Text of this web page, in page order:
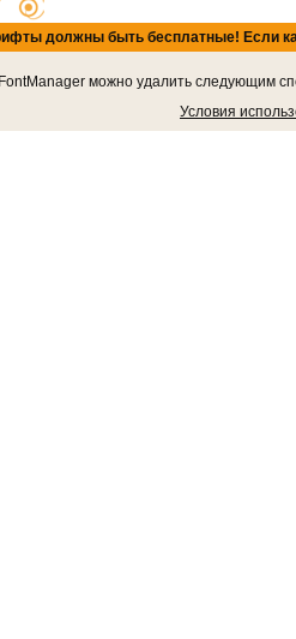
должны быть бесплатные! Если
можно удалить следующим
Условия